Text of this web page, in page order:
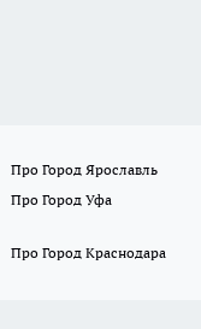
Про Город Ярославль
Про Город Уфа
Про Город Краснодара